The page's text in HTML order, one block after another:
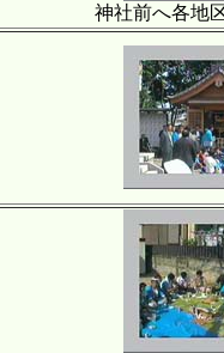
神社前へ各地